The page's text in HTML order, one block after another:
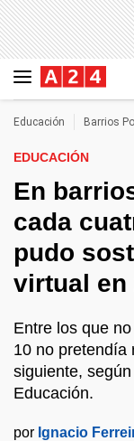
Educación Barrios
EDUCACIÓN
En
cada
pudo
virtual en
Entre los que
10 no pretendía
siguiente,
Educación.
por Ignacio